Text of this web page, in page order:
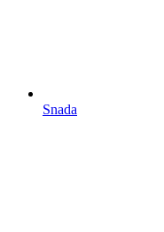
Snada